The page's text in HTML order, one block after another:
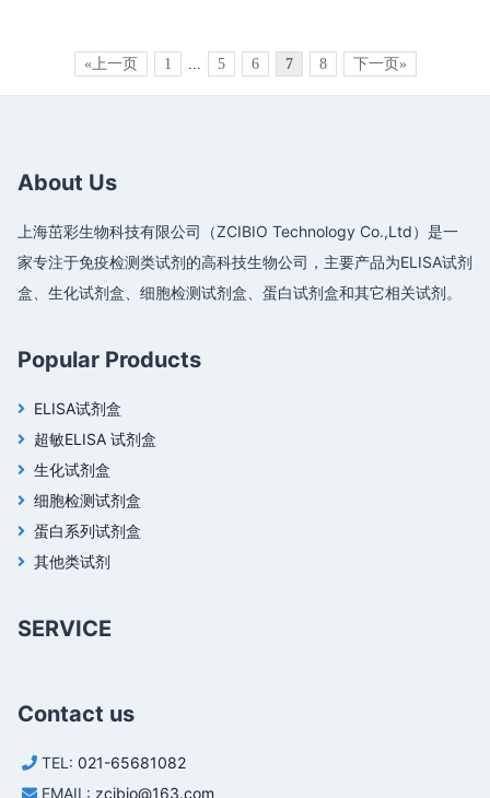
«上一页 1 ... 5 6 7 8 下一页»
About Us
上海茁彩生物科技有限公司（ZCIBIO Technology Co.,Ltd）是一
家专注于免疫检测类试剂的高科技生物公司，主要产品为ELISA试剂
盒、生化试剂盒、细胞检测试剂盒、蛋白试剂盒和其它相关试剂。
Popular Products
ELISA试剂盒
超敏ELISA 试剂盒
生化试剂盒
细胞检测试剂盒
蛋白系列试剂盒
其他类试剂
SERVICE
Contact us
TEL: 021-65681082
EMAIL: zcibio@163.com